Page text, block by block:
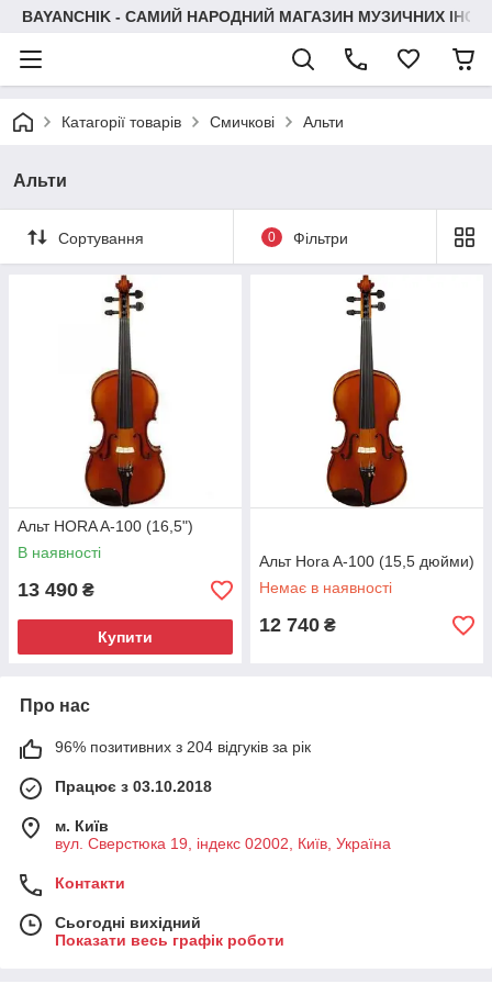
BAYANCHIK - САМИЙ НАРОДНИЙ МАГАЗИН МУЗИЧНИХ
Катагорії товарів Смичкові Альти
Альти
Сортування 0 Фільтри
Альт HORA A-100 (16,5")
В наявності
13 490 ₴
Купити
Альт Hora A-100 (15,5 дюйми)
Немає в наявності
12 740 ₴
Про нас
96% позитивних з 204 відгуків за рік
Працює з 03.10.2018
м. Київ
вул. Сверстюка 19, індекс 02002, Київ, Україна
Контакти
Сьогодні вихідний
Показати весь графік роботи